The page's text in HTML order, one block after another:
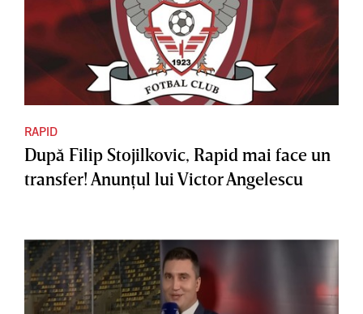
RAPID
După Filip Stojilkovic, Rapid mai face un
transfer! Anunţul lui Victor Angelescu